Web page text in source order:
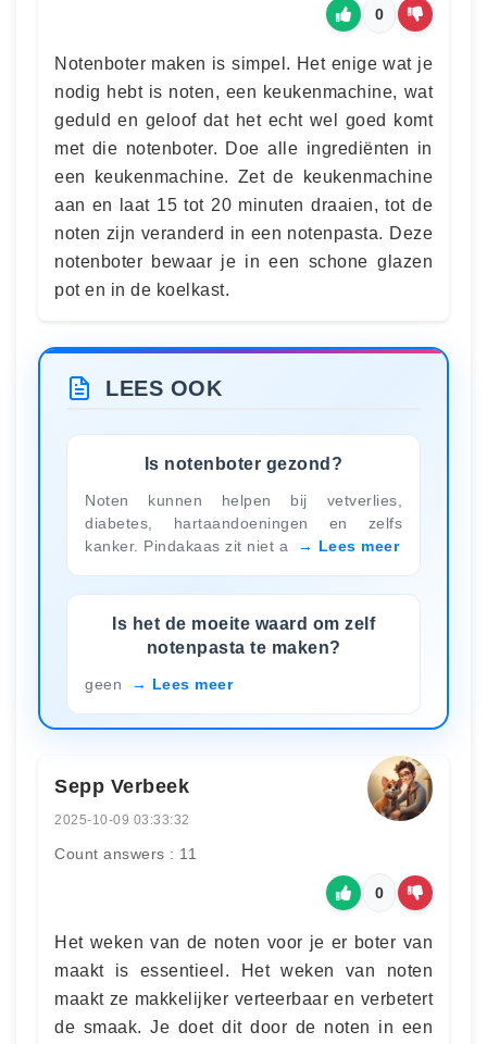
0
Notenboter maken is simpel. Het enige wat je
nodig hebt is noten, een keukenmachine, wat
geduld en geloof dat het echt wel goed komt
met die notenboter. Doe alle ingrediënten in
een keukenmachine. Zet de keukenmachine
aan en laat 15 tot 20 minuten draaien, tot de
noten zijn veranderd in een notenpasta. Deze
notenboter bewaar je in een schone glazen
pot en in de koelkast.
LEES OOK
Is notenboter gezond?
Noten kunnen helpen bij vetverlies,
diabetes, hartaandoeningen en zelfs
kanker. Pindakaas zit niet a
Lees meer
Is het de moeite waard om zelf
notenpasta te maken?
geen Lees meer
Sepp Verbeek
2025-10-09 03:33:32
Count answers : 11
0
Het weken van de noten voor je er boter van
maakt is essentieel. Het weken van noten
maakt ze makkelijker verteerbaar en verbetert
de smaak. Je doet dit door de noten in een